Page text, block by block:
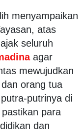
menyampaikan
atas
seluruh
agar
mewujudkan
orang tua
putrinya di
para
dan